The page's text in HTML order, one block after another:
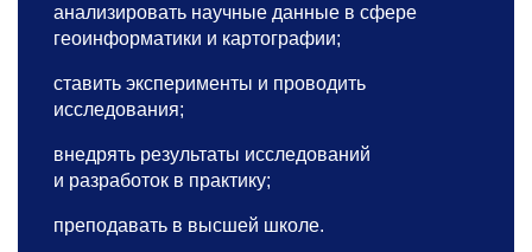
анализировать научные данные в сфере
геоинформатики и картографии;
ставить эксперименты и проводить
исследования;
внедрять результаты исследований
и разработок в практику;
преподавать в высшей школе.